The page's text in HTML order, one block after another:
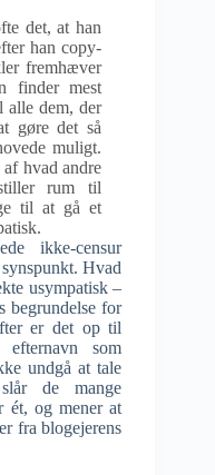
det, at han
han copy-
fremhæver
finder mest
alle dem, der
gøre det så
muligt.
hvad andre
rum til
til at gå et
ikke-censur
Hvad
usympatisk –
begrundelse for
er det op til
som
undgå at tale
de mange
ét, og mener at
fra blogejerens